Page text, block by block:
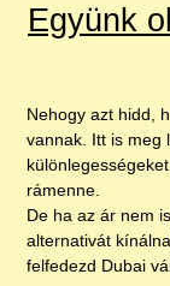
Együnk
Nehogy azt hidd,
vannak. Itt is meg
rámenne.
De ha az ár nem
alternativát
felfedezd Dubai